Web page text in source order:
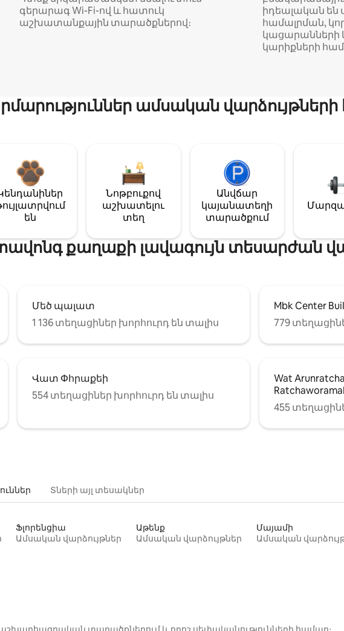
գերարագ Wi-Fi-ով և հատուկ
աշխատանքային տարածքներով։
իդեալական
համալրման,
կացարանների
կարիքների
ամսական
են
Նոթբուքով
աշխատելու
տեղ
Անվճար
կայանատեղի
տարածքում
քաղաքի լավագույն տեսարժան
Մեծ պալատ
1 136 տեղացիներ խորհուրդ են տալիս
Mbk Center
779
Վատ Փհրաքեի
554 տեղացիներ խորհուրդ են տալիս
Wat
455
Տների այլ տեսակներ
Ֆլորենցիա
Ամսական վարձույթներ
Աթենք
Ամսական վարձույթներ
Մայամի
Ամսական